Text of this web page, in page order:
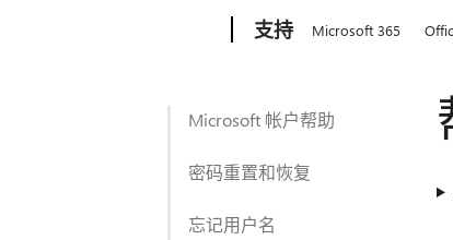
支持 Microsoft 365
Microsoft 帐户帮助
密码重置和恢复
忘记用户名